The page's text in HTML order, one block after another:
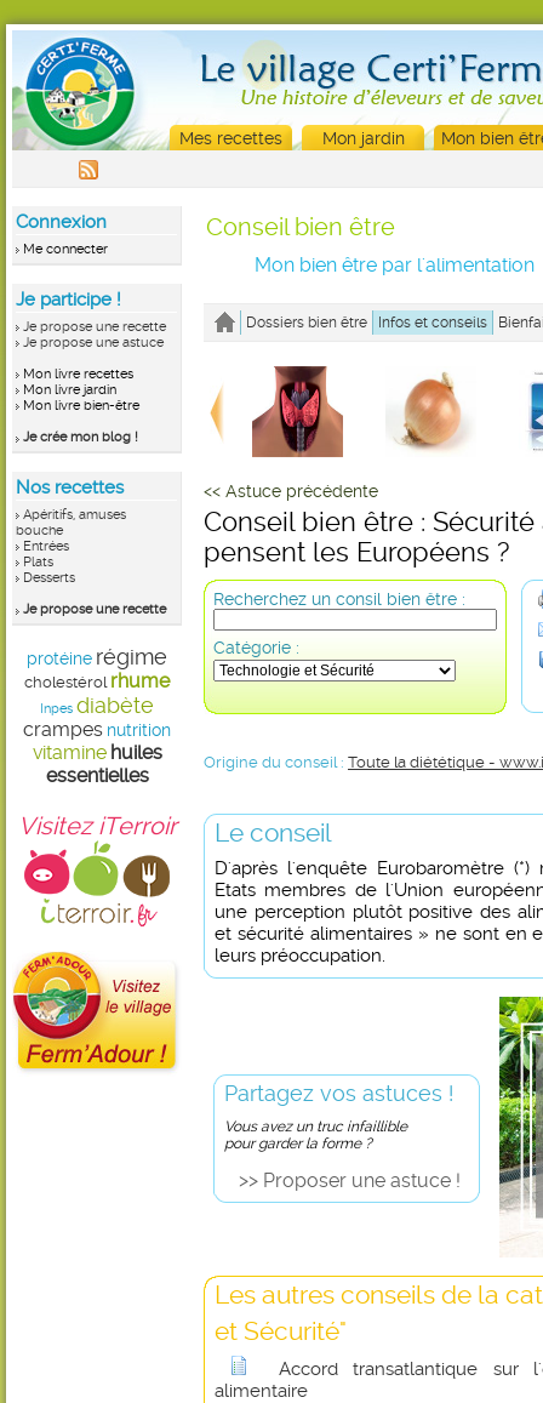
Mes recettes Mon jardin Mon bien
Connexion
Me connecter
Je participe !
Je propose une recette
Je propose une astuce
Mon livre recettes
Mon livre jardin
Mon livre bien-être
Je crée mon blog !
Nos recettes
Apéritifs, amuses
bouche
Entrées
Plats
Desserts
Je propose une recette
protéine régime
cholestérol rhume
Inpes diabète
crampes nutrition
vitamine huiles
essentielles
Visitez iTerroir
Conseil bien être
Mon bien être par l'alimentation
Dossiers bien être Infos et conseils
<< Astuce précédente
Conseil bien être :
pensent les Européens ?
Recherchez un consil bien être :
Catégorie :
Origine du conseil : Toute la diététique -
Le conseil
D'après l'enquête Eurobaromètre
Etats membres de l'Union
une perception plutôt positive des
et sécurité alimentaires » ne sont en
leurs préoccupation.
Partagez vos astuces !
Vous avez un truc infaillible
pour garder la forme ?
>> Proposer une astuce !
Les autres conseils de la
et Sécurité"
Accord transatlantique sur
alimentaire